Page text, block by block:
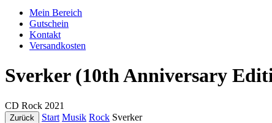
Mein Bereich
Gutschein
Kontakt
Versandkosten
Sverker (10th Anniversary
CD Rock 2021
Zurück Start Musik Rock Sverker